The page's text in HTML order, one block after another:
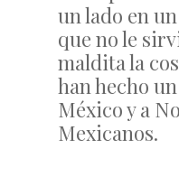
un lado en
que no le
maldita la
han hecho
México y a
Mexicanos.